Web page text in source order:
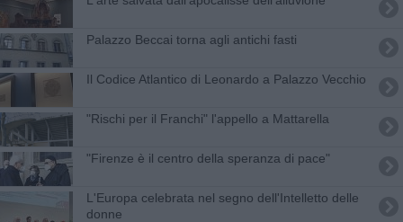
Palazzo Beccai torna agli antichi fasti
Il Codice Atlantico di Leonardo a Palazzo Vecchio
"Rischi per il Franchi" l'appello a Mattarella
"Firenze è il centro della speranza di pace"
L'Europa celebrata nel segno dell'Intelletto delle
donne